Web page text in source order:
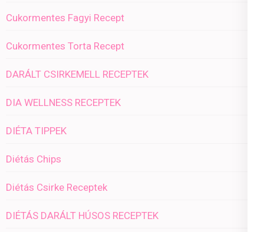
Cukormentes Fagyi Recept
Cukormentes Torta Recept
DARÁLT CSIRKEMELL RECEPTEK
DIA WELLNESS RECEPTEK
DIÉTA TIPPEK
Diétás Chips
Diétás Csirke Receptek
DIÉTÁS DARÁLT HÚSOS RECEPTEK